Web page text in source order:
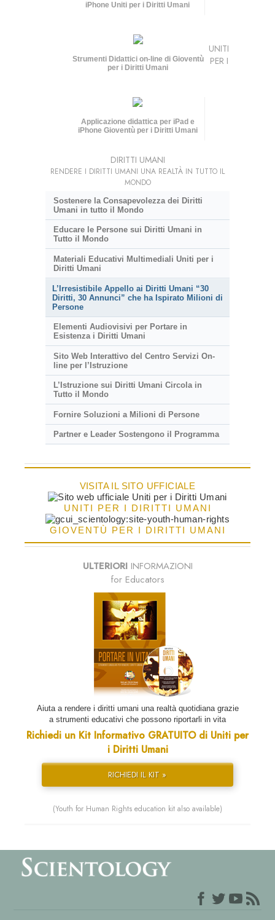
iPhone Uniti per i Diritti Umani
Strumenti Didattici on-line di Gioventù
per i Diritti Umani
Applicazione didattica per iPad e
iPhone Gioventù per i Diritti Umani
UNITI
PER I
DIRITTI UMANI
RENDERE I DIRITTI UMANI UNA REALTÀ IN TUTTO IL
MONDO
Sostenere la Consapevolezza dei Diritti
Umani in tutto il Mondo
Educare le Persone sui Diritti Umani in
Tutto il Mondo
Materiali Educativi Multimediali Uniti per i
Diritti Umani
L’Irresistibile Appello ai Diritti Umani “30
Diritti, 30 Annunci” che ha Ispirato Milioni di
Persone
Elementi Audiovisivi per Portare in
Esistenza i Diritti Umani
Sito Web Interattivo del Centro Servizi On-
line per l’Istruzione
L’Istruzione sui Diritti Umani Circola in
Tutto il Mondo
Fornire Soluzioni a Milioni di Persone
Partner e Leader Sostengono il Programma
VISITA IL SITO UFFICIALE
UNITI PER I DIRITTI UMANI
GIOVENTÙ PER I DIRITTI UMANI
ULTERIORIINFORMAZIONI
for Educators
Aiuta a rendere i diritti umani una realtà quotidiana grazie
a strumenti educativi che possono riportarli in vita
Richiedi un Kit Informativo GRATUITO di Uniti per
i Diritti Umani
RICHIEDI IL KIT »
(Youth for Human Rights education kit also available)